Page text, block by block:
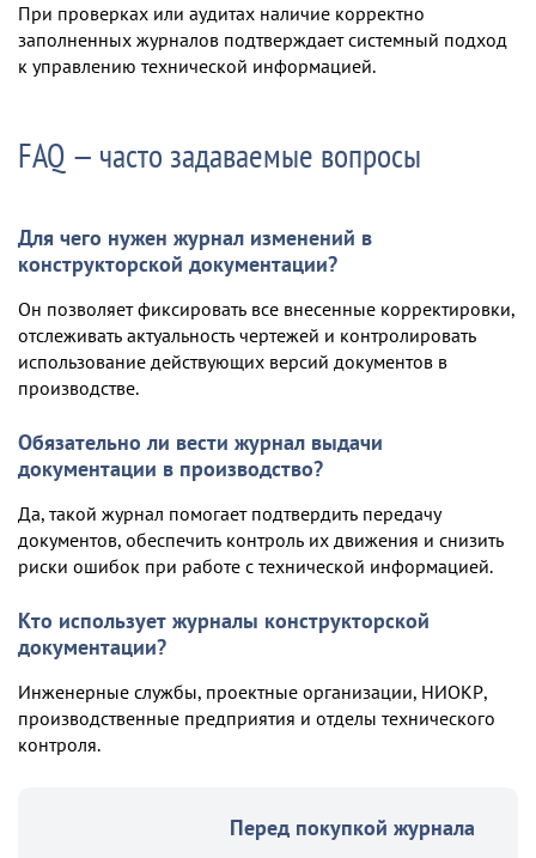
При проверках или аудитах наличие корректно
заполненных журналов подтверждает системный подход
к управлению технической информацией.
FAQ — часто задаваемые вопросы
Для чего нужен журнал изменений в
конструкторской документации?
Он позволяет фиксировать все внесенные корректировки,
отслеживать актуальность чертежей и контролировать
использование действующих версий документов в
производстве.
Обязательно ли вести журнал выдачи
документации в производство?
Да, такой журнал помогает подтвердить передачу
документов, обеспечить контроль их движения и снизить
риски ошибок при работе с технической информацией.
Кто использует журналы конструкторской
документации?
Инженерные службы, проектные организации, НИОКР,
производственные предприятия и отделы технического
контроля.
Перед покупкой журнала